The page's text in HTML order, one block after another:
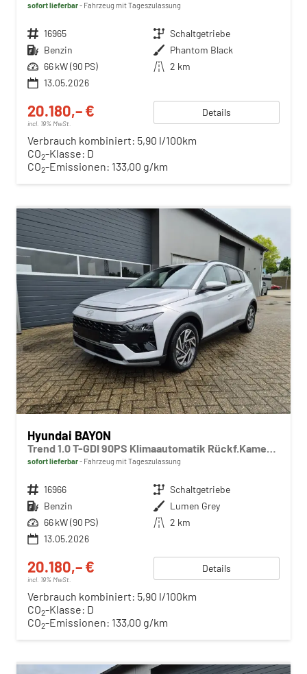
sofort lieferbar Fahrzeug mit Tageszulassung
Fahrzeugnr. 16965 Getriebe Schaltgetriebe
Kraftstoff Benzin Außenfarbe Phantom Black
Leistung 66 kW (90 PS) Kilometerstand 2 km
13.05.2026
20.180,– €
incl. 19% MwSt.
Details
Verbrauch kombiniert: 5,90 l/100km
CO2-Klasse: D
CO2-Emissionen: 133,00 g/km
Hyundai BAYON
Trend 1.0 T-GDI 90PS Klimaautomatik Rückf.Kamera Parksensoren Sitzheizung Lenkradheizung Bluetooth Touchscreen Tempomat Apple CarPlay + Android Auto 16"LM
sofort lieferbar Fahrzeug mit Tageszulassung
Fahrzeugnr. 16966 Getriebe Schaltgetriebe
Kraftstoff Benzin Außenfarbe Lumen Grey
Leistung 66 kW (90 PS) Kilometerstand 2 km
13.05.2026
20.180,– €
incl. 19% MwSt.
Details
Verbrauch kombiniert: 5,90 l/100km
CO2-Klasse: D
CO2-Emissionen: 133,00 g/km